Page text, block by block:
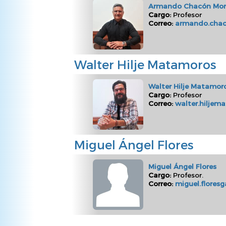
Armando Chacón
Cargo: Profesor
Correo:
Walter Hilje Matamoros
Walter Hilje
Cargo: Profesor
Correo:
Miguel Ángel Flores
Miguel Ángel Flores
Cargo: Profesor.
Correo: